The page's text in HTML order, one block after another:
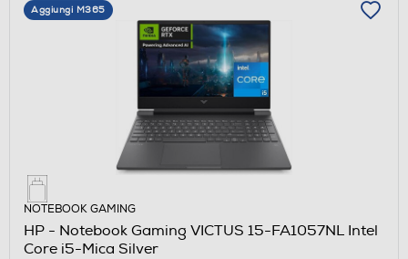
Aggiungi M365
NOTEBOOK GAMING
HP - Notebook Gaming VICTUS 15-FA1057NL Intel
Core i5-Mica Silver